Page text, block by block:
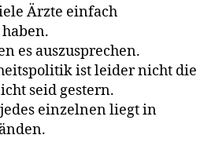
Ärzte einfach
es auszusprechen.
ist leider nicht die
seid gestern.
einzelnen liegt in